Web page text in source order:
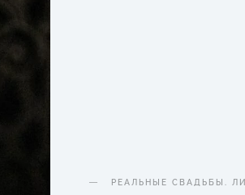
РЕАЛЬНЫЕ СВАДЬБЫ